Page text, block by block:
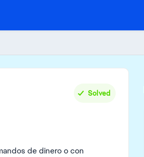
Solved
de dinero o con